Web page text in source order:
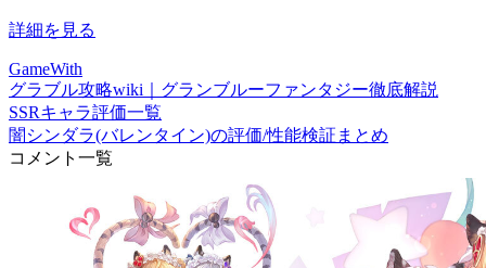
詳細を見る
GameWith
グラブル攻略wiki｜グランブルーファンタジー徹底解説
SSRキャラ評価一覧
闇シンダラ(バレンタイン)の評価/性能検証まとめ
コメント一覧